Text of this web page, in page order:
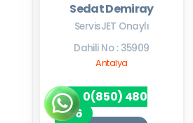
Sedat Demiray
ServisJET Onaylı
Dahili No : 35909
Antalya
0(850) 480
7256